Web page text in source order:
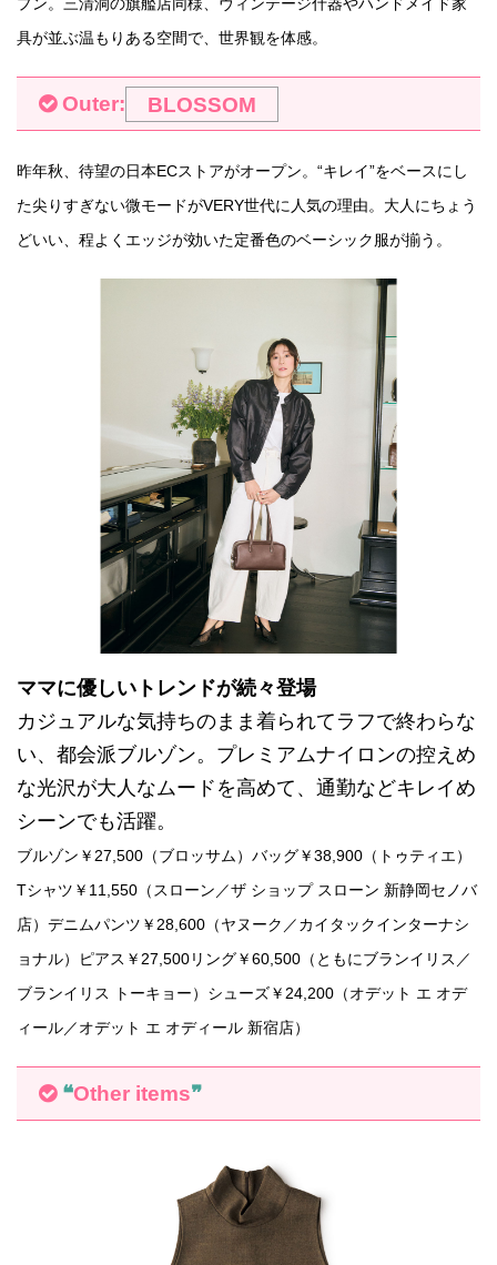
プン。三清洞の旗艦店同様、ヴィンテージ什器やハンドメイド家
具が並ぶ温もりある空間で、世界観を体感。
Outer: BLOSSOM
昨年秋、待望の日本ECストアがオープン。“キレイ”をベースにし
た尖りすぎない微モードがVERY世代に人気の理由。大人にちょう
どいい、程よくエッジが効いた定番色のベーシック服が揃う。
ママに優しいトレンドが続々登場
カジュアルな気持ちのまま着られてラフで終わらな
い、都会派ブルゾン。プレミアムナイロンの控えめ
な光沢が大人なムードを高めて、通勤などキレイめ
シーンでも活躍。
ブルゾン￥27,500（ブロッサム）バッグ￥38,900（トゥティエ）
Tシャツ￥11,550（スローン／ザ ショップ スローン 新静岡セノバ
店）デニムパンツ￥28,600（ヤヌーク／カイタックインターナシ
ョナル）ピアス￥27,500リング￥60,500（ともにブランイリス／
ブランイリス トーキョー）シューズ￥24,200（オデット エ オデ
ィール／オデット エ オディール 新宿店）
❝Other items❞